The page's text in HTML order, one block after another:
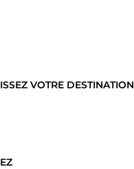
VOTRE DESTINATION